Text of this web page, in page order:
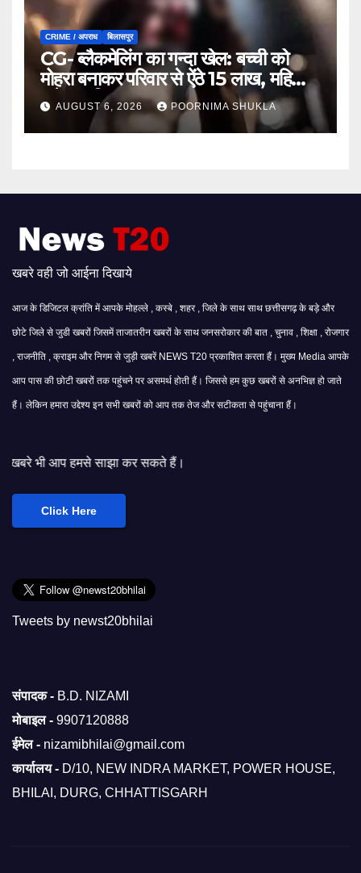
CRIME / अपराध बिलासपुर
CG- ब्लैकमेलिंग का गन्दा खेल: बच्ची को
मोहरा बनाकर परिवार से ऐंठे 15 लाख, महिला
समेत 9 गिरफ्तार…
AUGUST 6, 2026 POORNIMA SHUKLA
खबरे वही जो आईना दिखाये
आज के डिजिटल क्रांति में आपके मोहल्ले , कस्बे , शहर , जिले के साथ साथ छत्तीसगढ़ के बड़े और
छोटे जिले से जुडी खबरों जिसमें ताजातरीन खबरों के साथ जनसरोकार की बात , चुनाव , शिक्षा , रोजगार
, राजनीति , क्राइम और निगम से जुड़ी खबरें NEWS T20 प्रकाशित करता हैं। मुख्य Media आपके
आप पास की छोटी खबरों तक पहुंचने पर असमर्थ होती हैं। जिससे हम कुछ खबरों से अनभिज्ञ हो जाते
हैं। लेकिन हमारा उद्देश्य इन सभी खबरों को आप तक तेज और सटीकता से पहुंचाना हैं।
साझा कर सकते हैं।
Click Here
Tweets by newst20bhilai
संपादक - B.D. NIZAMI
मोबाइल - 9907120888
ईमेल - nizamibhilai@gmail.com
कार्यालय - D/10, NEW INDRA MARKET, POWER HOUSE,
BHILAI, DURG, CHHATTISGARH